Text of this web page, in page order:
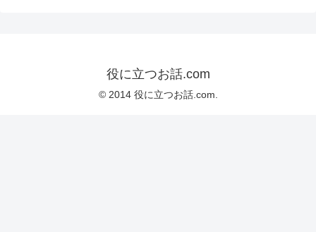
役に立つお話.com
© 2014 役に立つお話.com.